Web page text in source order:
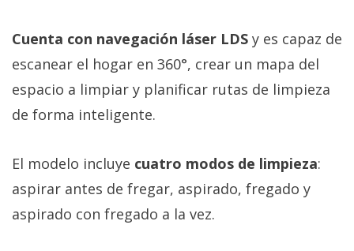
Cuenta con navegación láser LDS y es capaz de
escanear el hogar en 360°, crear un mapa del
espacio a limpiar y planificar rutas de limpieza
de forma inteligente.
El modelo incluye cuatro modos de limpieza:
aspirar antes de fregar, aspirado, fregado y
aspirado con fregado a la vez.